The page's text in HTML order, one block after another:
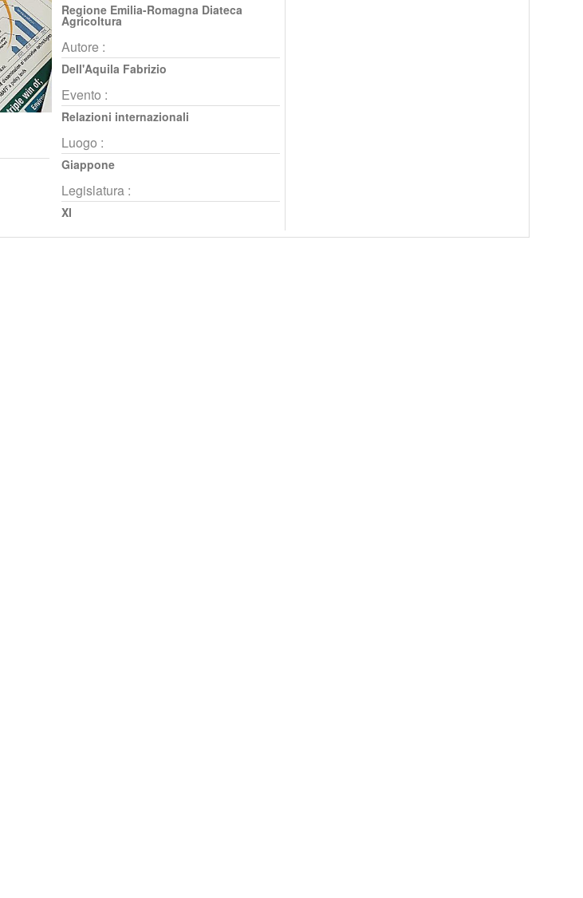
Regione Emilia-Romagna Diateca
Agricoltura
Autore :
Dell'Aquila Fabrizio
Evento :
Relazioni internazionali
Luogo :
Giappone
Legislatura :
XI